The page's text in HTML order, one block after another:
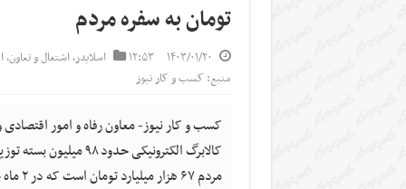
تومان به سفره مردم
۱۴۰۳/۰۱/۲۰ ۱۲:۵۳ اسلایدر,اشتغال و تعاون,
منبع: کسب و کار نیوز
کسب و کار نیوز- معاون رفاه و امور اقتصادی
مردم ۶۷ هزار میلیارد تومان است که در ۲ ماه حدود ۲ میلیارد دلار (۱.۱ میلیون تن) خرید صورت گرفته است.